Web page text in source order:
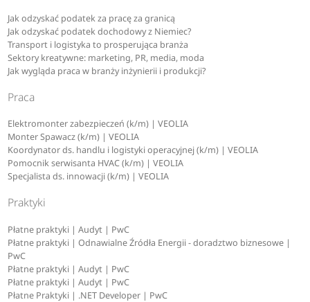
Jak odzyskać podatek za pracę za granicą
Jak odzyskać podatek dochodowy z Niemiec?
Transport i logistyka to prosperująca branża
Sektory kreatywne: marketing, PR, media, moda
Jak wygląda praca w branży inżynierii i produkcji?
Praca
Elektromonter zabezpieczeń (k/m) | VEOLIA
Monter Spawacz (k/m) | VEOLIA
Koordynator ds. handlu i logistyki operacyjnej (k/m) | VEOLIA
Pomocnik serwisanta HVAC (k/m) | VEOLIA
Specjalista ds. innowacji (k/m) | VEOLIA
Praktyki
Płatne praktyki | Audyt | PwC
Płatne praktyki | Odnawialne Źródła Energii - doradztwo biznesowe |
PwC
Płatne praktyki | Audyt | PwC
Płatne praktyki | Audyt | PwC
Płatne Praktyki | .NET Developer | PwC